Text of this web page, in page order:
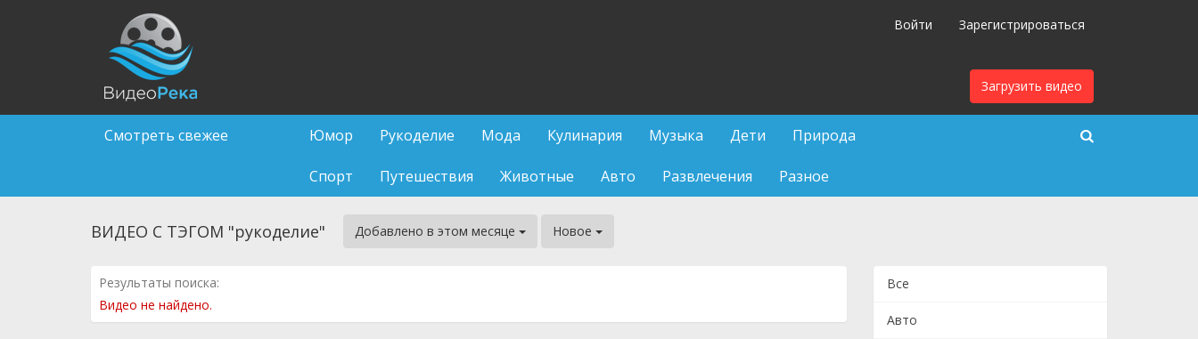
Войти Зарегистрироваться
Загрузить видео
Смотреть свежее Юмор Рукоделие Мода Кулинария Музыка Дети Природа
Спорт Путешествия Животные Авто Развлечения Разное
ВИДЕО С ТЭГОМ "рукоделие" Добавлено в этом месяце Новое
Результаты поиска:
Видео не найдено.
Все
Авто